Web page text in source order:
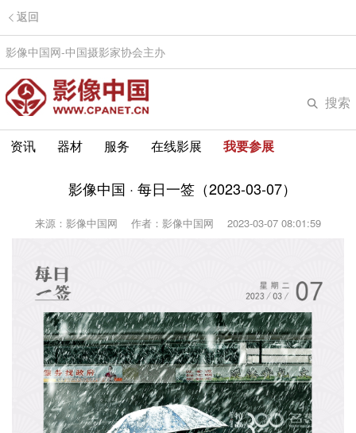
返回
影像中国网-中国摄影家协会主办
搜索
资讯 器材 服务 在线影展 我要参展
影像中国 · 每日一签（2023-03-07）
来源：影像中国网 作者：影像中国网 2023-03-07 08:01:59